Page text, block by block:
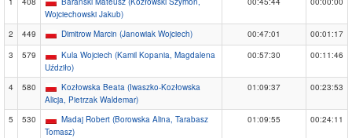
Wojciechowski Jakub)
2 449 Dimitrow Marcin (Janowiak Wojciech) 00:47:01
00:01:17
3
579
Kula Wojciech (Kamil Kopania, Magdalena
Uździło)
00:57:30 00:11:46
4 580
Kozłowska Beata (Iwaszko-Kozłowska
Alicja, Pietrzak Waldemar)
01:09:37 00:23:53
5 530
Madaj Robert (Borowska Alina, Tarabasz
Tomasz)
01:09:55 00:24:11